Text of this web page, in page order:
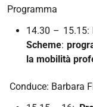
Programma
14.30 – 15.15:
Scheme:
la mobilità
Conduce: Barbara